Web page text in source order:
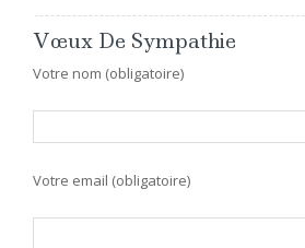
Vœux De Sympathie
Votre nom (obligatoire)
Votre email (obligatoire)